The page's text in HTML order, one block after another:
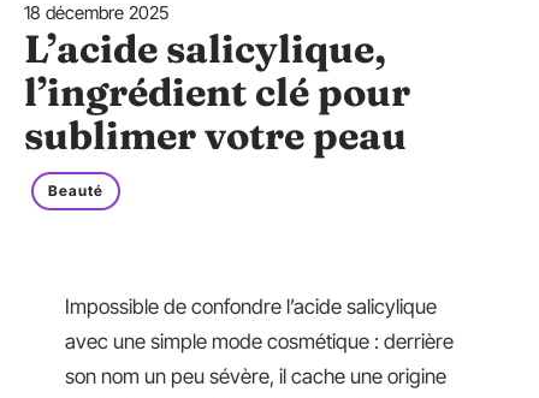
18 décembre 2025
L’acide salicylique,
l’ingrédient clé pour
sublimer votre peau
Beauté
Impossible de confondre l’acide salicylique
avec une simple mode cosmétique : derrière
son nom un peu sévère, il cache une origine